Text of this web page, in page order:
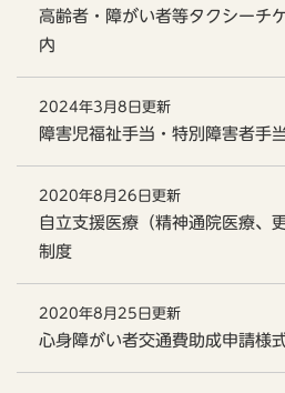
高齢者・障がい者等タクシーチ
内
2024年3月8日更新
障害児福祉手当・特別障害者手
2020年8月26日更新
自立支援医療（精神通院医療、
制度
2020年8月25日更新
心身障がい者交通費助成申請様